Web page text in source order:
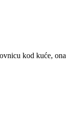
kod kuće,